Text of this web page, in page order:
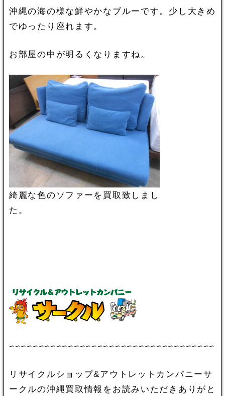
沖縄の海の様な鮮やかなブルーです。少し大きめ
でゆったり座れます。
お部屋の中が明るくなりますね。
綺麗な色のソファーを買取致しまし
た。
∽∽∽∽∽∽∽∽∽∽∽∽∽∽∽∽∽∽∽∽∽∽∽∽∽∽∽∽∽∽∽∽∽∽∽
リサイクルショップ&アウトレットカンパニーサ
ークルの沖縄買取情報をお読みいただきありがと